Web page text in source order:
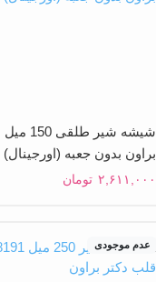
شیشه شیر
براون بدون جعبه (اورجینال)
۲,۶۱۱,۰۰۰ تومان
عدم موجودی